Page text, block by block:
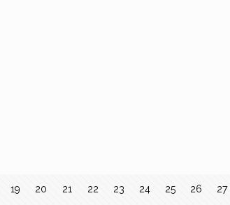
19 20 21 22 23 24 25 26 27